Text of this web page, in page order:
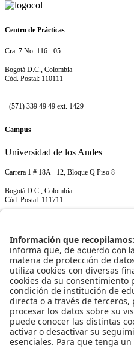
Centro de Prácticas
Cra. 7 No. 116 - 05
Bogotá D.C., Colombia
Cód. Postal: 110111
+(571) 339 49 49 ext. 1429
Campus
Universidad de los Andes
Carrera 1 # 18A - 12, Bloque Q Piso 8
Bogotá D.C., Colombia
Cód. Postal: 111711
NORMATIVIDAD INSTITUCIONAL
Transparencia y acceso a información pública
Uso de datos personales
ENLACES RÁPIDOS
¿Quiénes somos?